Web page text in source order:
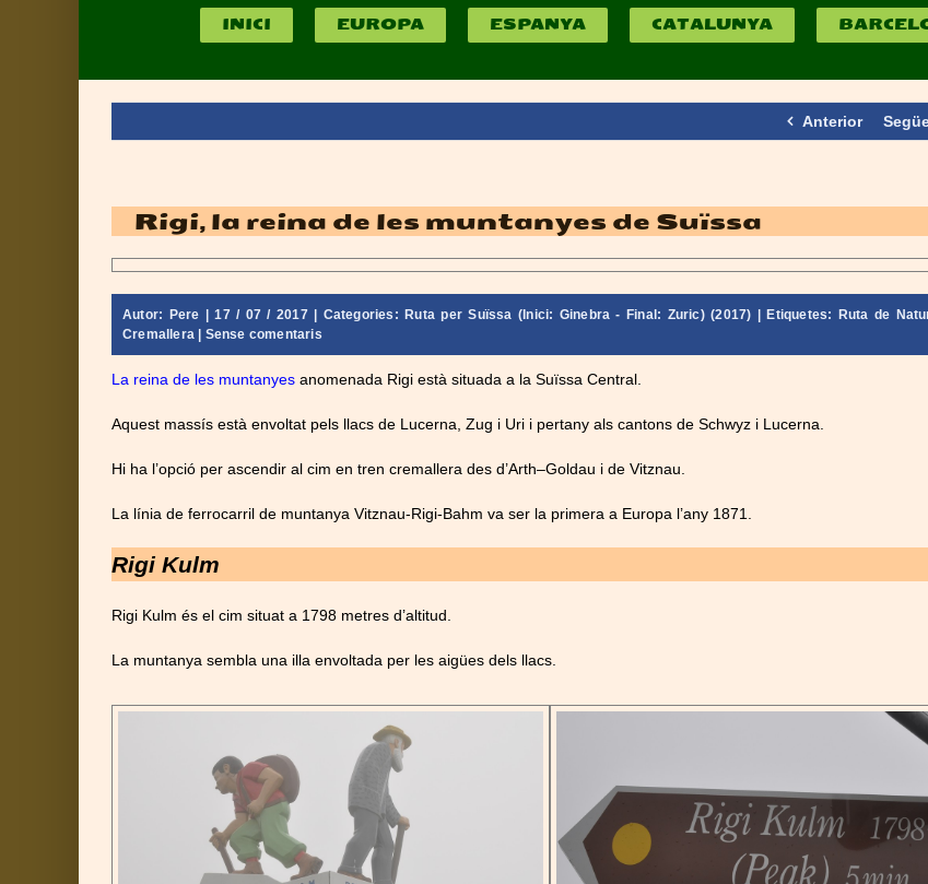
INICI EUROPA ESPANYA CATALUNYA
Anterior
Rigi, la reina de les muntanyes de Suïssa
Autor: Pere | 17 / 07 / 2017 | Categories: Ruta per Suïssa (Inici: Ginebra - Final: Zuric) (2017) | Etiquetes: Ruta de
Cremallera
Sense comentaris
La reina de les muntanyes anomenada Rigi està situada a la Suïssa Central.
Aquest massís està envoltat pels llacs de Lucerna, Zug i Uri i pertany als cantons de Schwyz i Lucerna.
Hi ha l’opció per ascendir al cim en tren cremallera des d’Arth–Goldau i de Vitznau.
La línia de ferrocarril de muntanya Vitznau-Rigi-Bahm va ser la primera a Europa l’any 1871.
Rigi Kulm
Rigi Kulm és el cim situat a 1798 metres d’altitud.
La muntanya sembla una illa envoltada per les aigües dels llacs.